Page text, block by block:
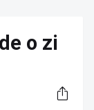
o zi